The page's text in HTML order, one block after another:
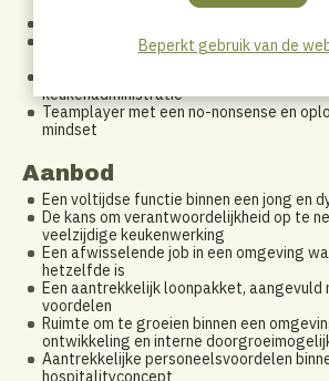
Stressbestendig en in staat om hoge
behouden tijdens piekmomenten
keukenadministratie
Teamplayer met een no-nonsense en
mindset
Aanbod
Een voltijdse functie binnen een jong en
De kans om verantwoordelijkheid op te
veelzijdige keukenwerking
Een afwisselende job in een omgeving
hetzelfde is
Een aantrekkelijk loonpakket,
voordelen
Ruimte om te groeien binnen een
ontwikkeling en interne
Aantrekkelijke personeelsvoordelen
hospitalityconcept
Beperkt gebruik van de